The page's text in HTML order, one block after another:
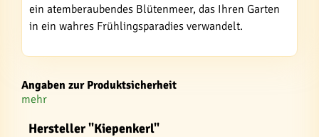
ein atemberaubendes Blütenmeer, das Ihren Garten
in ein wahres Frühlingsparadies verwandelt.
Angaben zur Produktsicherheit
mehr
Hersteller "Kiepenkerl"